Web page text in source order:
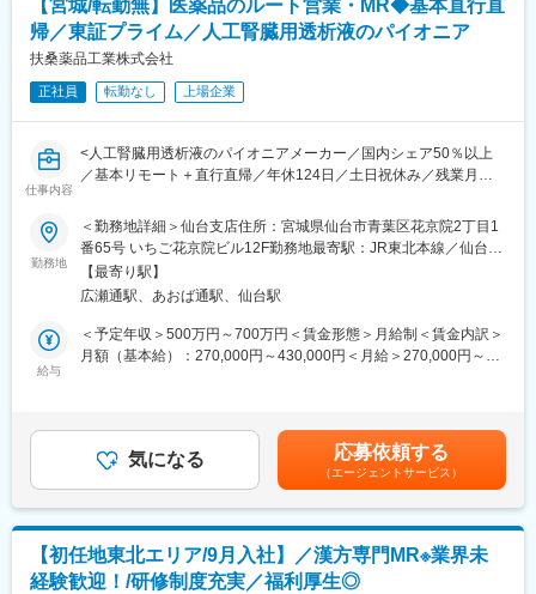
OJTがメインとなりますので、先輩社員の同行や営業所内での座
学などから始まります。また社内学術課でのセミナーや外部の製
品セミナーも用意しております。
■キャリアパス
ありますので、年に1回上長と1on1で面談し、短期キャリア中期
キャリア長期キャリアや長所や短所などを面談しキャリア形成を
その中で他部署への異動も自己申告し上長と相談できる機会とな
っておりますので、他部署でのキャリアパスも可能性あります
（キャリア申告制度、社内公募制度）。
共立製薬は社員一人ひとりが「動物と人の進む道を創る」をミッ
ションに掲げ、動物の健康と日本の食の安全・安心に貢献してい
動物薬を通してペットや畜産動物の健康に貢献出来ることは勿
論、人の健康にも間接的に貢献することが出来るやりがいがあり
変更の範囲：会社の定める業務
【宮城/転勤無】医薬品のルート営業・MR◆基本直行直
帰／東証プライム／人工腎臓用透析液のパイオニア
扶桑薬品工業株式会社
正社員 転勤なし 上場企業
仕事内容
<人工腎臓用透析液のパイオニアメーカー／国内シェア50％以上
／基本リモート＋直行直帰／年休124日／土日祝休み／残業月平
■職務内容
人工腎臓用透析液などを中心とした、医薬品メーカーである当社
での営業職をお任せします。総合病院の腎臓内科、泌尿器系内科
や個人病院、血液透析室、ICU等を対象に医薬品情報を提供し、
導入を勧めます。医師や臨床工学技士・看護師と信頼を築きなが
ら、製品の特徴をアピールしていただきます。
す。
※担当エリア：宮城県/青森県/秋田県/岩手県/山形県/福島県
後は拠点にて、先輩上司とのOJTや営業同行を行い営業手法を身
に付けます。本配属後も週1回程度、配属拠点に出社し会議にて情
報共有・ノウハウ共有をしていただきます。
勤務地
＜勤務地詳細＞仙台支店住所：宮城県仙台市青葉区花京院2丁目1
番65号 いちご花京院ビル12F勤務地最寄駅：JR東北本線／仙台駅
受動喫煙対策：屋内全面禁煙
【最寄り駅】
広瀬通駅、あおば通駅、仙台駅
給与
＜予定年収＞500万円～700万円＜賃金形態＞月給制＜賃金内訳＞
月額（基本給）：270,000円～430,000円＜月給＞270,000円～
残業代は時間に応じて別途支給賃金はあくまでも目安の金額であ
り、選考を通じて上下する可能性があります。月給(月額)は固定手
当を含めた表記です。
気になる 応募依頼する
（エージェントサービス）
【初任地東北エリア/9月入社】／漢方専門MR※業界未
経験歓迎！/研修制度充実／福利厚生◎